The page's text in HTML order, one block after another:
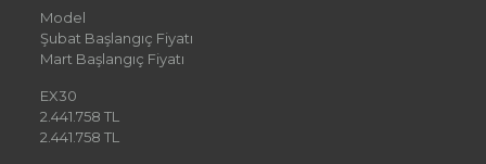
Model
Şubat Başlangıç Fiyatı
Mart Başlangıç Fiyatı
EX30
2.441.758 TL
2.441.758 TL